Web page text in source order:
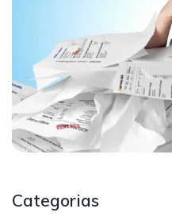
Categorias